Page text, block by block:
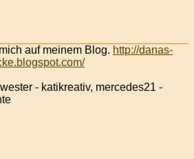
auf meinem Blog. http://danas-
- katikreativ, mercedes21 -